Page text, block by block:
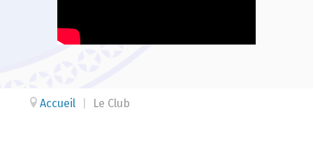
Accueil Le Club